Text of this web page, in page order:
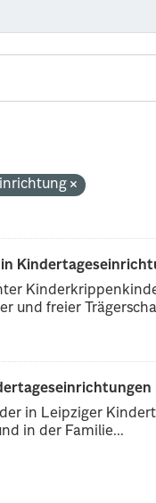
und freier
in Leipziger
in der Familie...